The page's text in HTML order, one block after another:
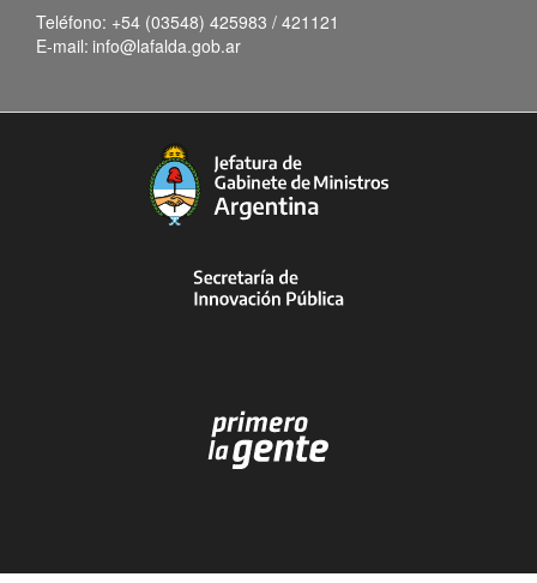
Teléfono: +54 (03548) 425983 / 421121
E-mail: info@lafalda.gob.ar